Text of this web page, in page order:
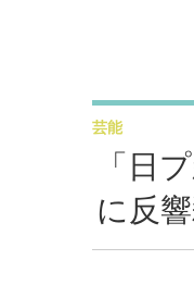
「日
に反
芸能